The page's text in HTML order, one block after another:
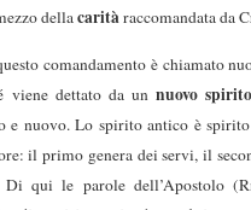
dellacaritàraccomandata da
comandamento è chiamato
viene dettato da unnuovo spirito
e nuovo. Lo spirito antico è
il primo genera dei servi, il
Di qui le parole dell’Apostolo